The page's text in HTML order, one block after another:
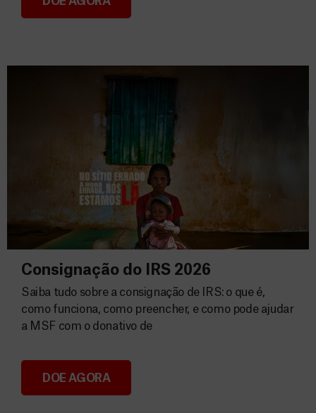
Donativos
Consignação do IRS 2026
Consignação do IRS 2026
Saiba tudo sobre a consignação de IRS: o que é,
como funciona, como preencher, e como pode ajudar
a MSF com o donativo de
DOE AGORA